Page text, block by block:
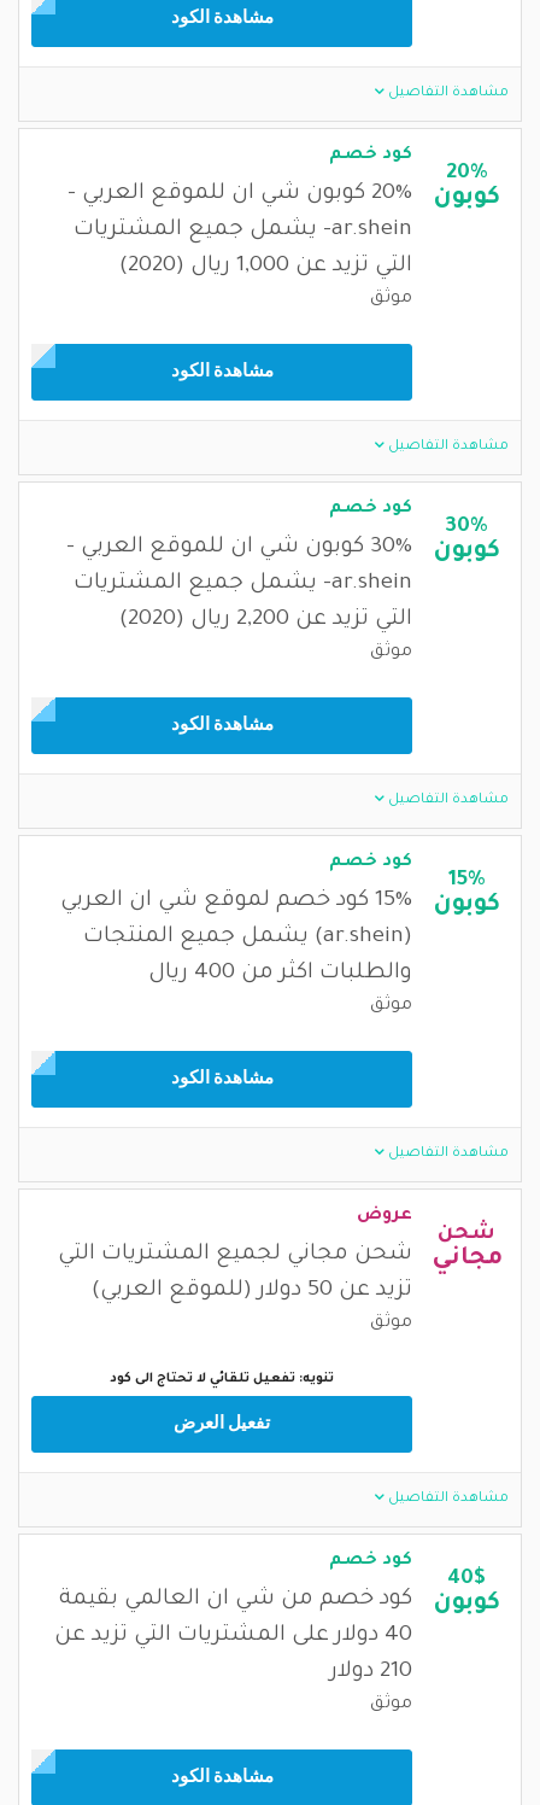
مشاهدة الكود
مشاهدة التفاصيل
20%
كوبون
كود خصم
20% كوبون شي ان للموقع العربي -
ar.shein- يشمل جميع المشتريات
التي تزيد عن 1,000 ريال (2020)
موثق
مشاهدة الكود
مشاهدة التفاصيل
30%
كوبون
كود خصم
30% كوبون شي ان للموقع العربي -
ar.shein- يشمل جميع المشتريات
التي تزيد عن 2,200 ريال (2020)
موثق
مشاهدة الكود
مشاهدة التفاصيل
15%
كوبون
كود خصم
15% كود خصم لموقع شي ان العربي
(ar.shein) يشمل جميع المنتجات
والطلبات اكثر من 400 ريال
موثق
مشاهدة الكود
مشاهدة التفاصيل
شحن
مجاني
عروض
شحن مجاني لجميع المشتريات التي
تزيد عن 50 دولار (للموقع العربي)
موثق
تنويه: تفعيل تلقائي لا تحتاج الى كود
تفعيل العرض
مشاهدة التفاصيل
40$
كوبون
كود خصم
كود خصم من شي ان العالمي بقيمة
40 دولار على المشتريات التي تزيد عن
210 دولار
موثق
مشاهدة الكود